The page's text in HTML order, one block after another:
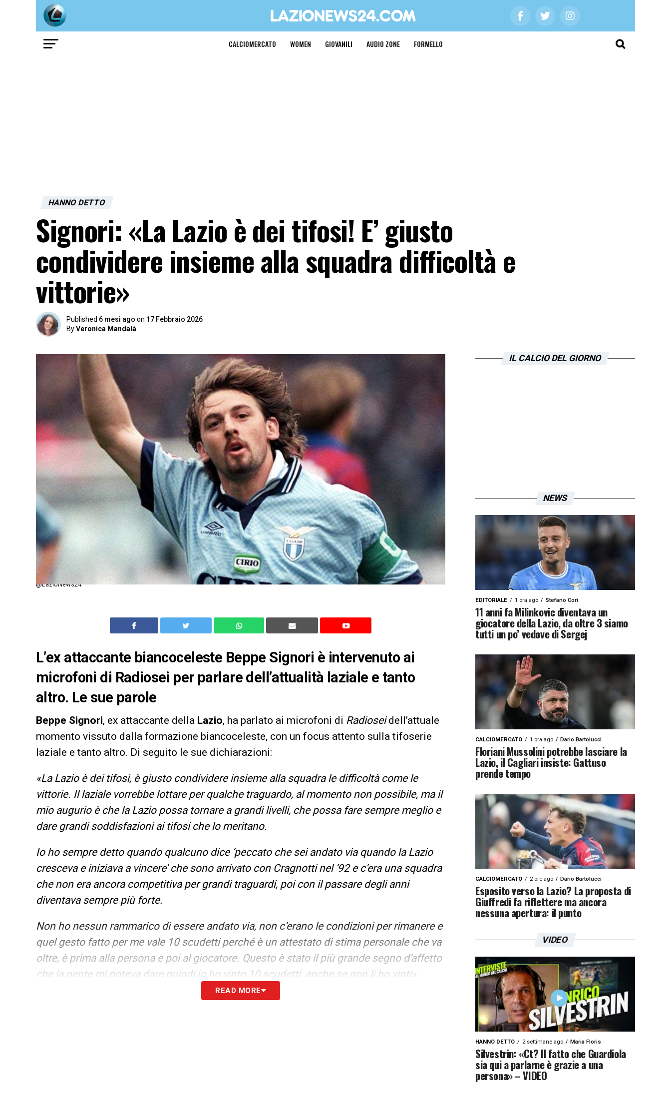
CALCIOMERCATO WOMEN GIOVANILI AUDIO ZONE FORMELLO
HANNO DETTO
Signori: «La Lazio è dei tifosi! E’ giusto
condividere insieme alla squadra difficoltà e
vittorie»
Published 6 mesi ago on 17 Febbraio 2026
ByVeronica Mandalà
@LazioNews24
L’ex attaccante biancoceleste Beppe Signori è intervenuto ai
microfoni di Radiosei per parlare dell’attualità laziale e tanto
altro. Le sue parole
Beppe Signori, ex attaccante della Lazio, ha parlato ai microfoni di Radioseidell’attuale
momento vissuto dalla formazione biancoceleste, con un focus attento sulla tifoserie
laziale e tanto altro. Di seguito le sue dichiarazioni:
«La Lazio è dei tifosi, è giusto condividere insieme alla squadra le difficoltà come le
vittorie. Il laziale vorrebbe lottare per qualche traguardo, al momento non possibile, ma il
mio augurio è che la Lazio possa tornare a grandi livelli, che possa fare sempre meglio e
dare grandi soddisfazioni ai tifosi che lo meritano.
Io ho sempre detto quando qualcuno dice ‘peccato che sei andato via quando la Lazio
cresceva e iniziava a vincere’ che sono arrivato con Cragnotti nel ’92 e c’era una squadra
che non era ancora competitiva per grandi traguardi, poi con il passare degli anni
diventava sempre più forte.
Non ho nessun rammarico di essere andato via, non c’erano le condizioni per rimanere e
quel gesto fatto per me vale 10 scudetti perché è un attestato di stima personale che va
oltre, è prima alla persona e poi al giocatore. Questo è stato il più grande segno d’affetto
che la gente mi poteva dare quindi io ho vinto 10 scudetti, anche se non li ho vinti».
Ultimissime Lazio LIVE: Lotito fa chiarezza sullo stadio Flaminio! Il report odierno e
READ MORE
IL CALCIO DEL GIORNO
NEWS
EDITORIALE 1 ora ago Stefano Cori
11 anni fa Milinkovic diventava un
giocatore della Lazio, da oltre 3 siamo
tutti un po’ vedove di Sergej
CALCIOMERCATO 1 ora ago Dario Bartolucci
Floriani Mussolini potrebbe lasciare la
Lazio, il Cagliari insiste: Gattuso
prende tempo
CALCIOMERCATO 2 ore ago Dario Bartolucci
Esposito verso la Lazio? La proposta di
Giuffredi fa riflettere ma ancora
nessuna apertura: il punto
VIDEO
HANNO DETTO 2 settimane ago Maria Floris
Silvestrin: «Ct? Il fatto che Guardiola
sia qui a parlarne è grazie a una
persona» – VIDEO